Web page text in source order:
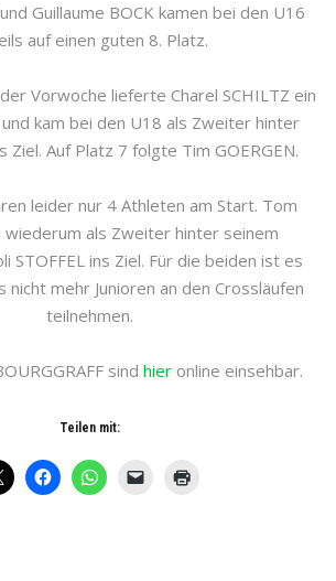
Guillaume BOCK kamen bei den U16
auf einen guten 8. Platz.
Vorwoche lieferte Charel SCHILTZ ein
kam bei den U18 als Zweiter hinter
Ziel. Auf Platz 7 folgte Tim GOERGEN.
leider nur 4 Athleten am Start. Tom
wiederum als Zweiter hinter seinem
STOFFEL ins Ziel. Für die beiden ist es
nicht mehr Junioren an den Crossläufen
teilnehmen.
sind hieronline einsehbar.
Teilen mit: